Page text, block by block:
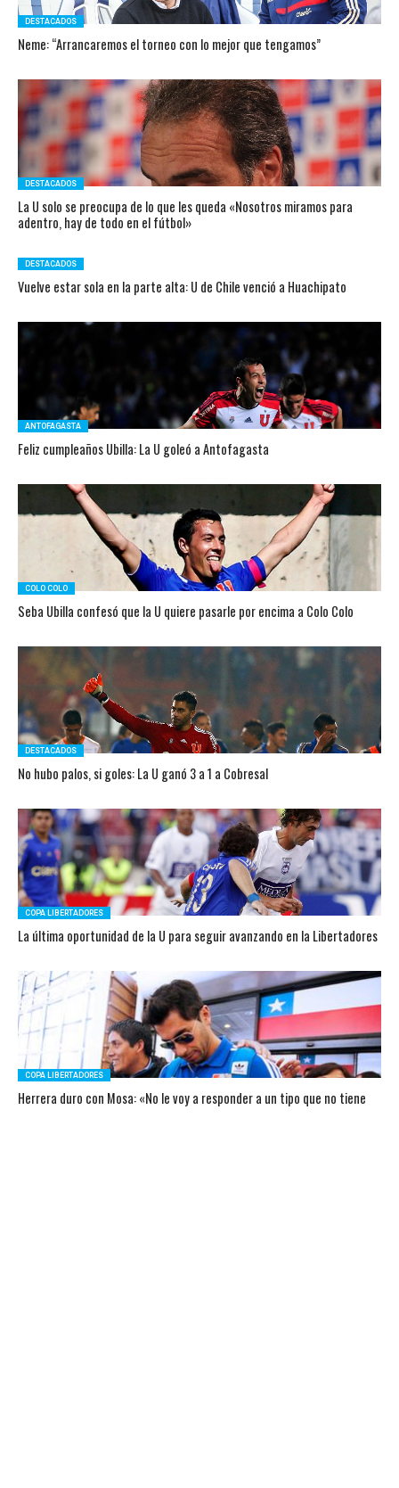
DESTACADOS
Neme: “Arrancaremos el torneo con lo mejor que tengamos”
DESTACADOS
La U solo se preocupa de lo que les queda «Nosotros miramos para
adentro, hay de todo en el fútbol»
DESTACADOS
Vuelve estar sola en la parte alta: U de Chile venció a Huachipato
ANTOFAGASTA
Feliz cumpleaños Ubilla: La U goleó a Antofagasta
COLO COLO
Seba Ubilla confesó que la U quiere pasarle por encima a Colo Colo
DESTACADOS
No hubo palos, si goles: La U ganó 3 a 1 a Cobresal
COPA LIBERTADORES
La última oportunidad de la U para seguir avanzando en la Libertadores
COPA LIBERTADORES
Herrera duro con Mosa: «No le voy a responder a un tipo que no tiene